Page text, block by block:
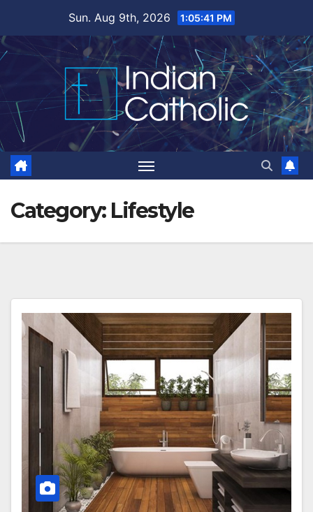
content
Sun. Aug 9th, 2026 1:05:42 PM
Category: Lifestyle